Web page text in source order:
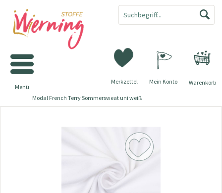
Warenkorb
Merkzettel Mein Konto
Menü
Modal French Terry Sommersweat uni weiß